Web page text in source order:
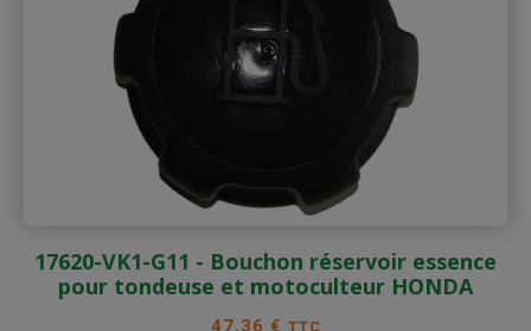
17620-VK1-G11 - Bouchon réservoir essence
pour tondeuse et motoculteur HONDA
Prix
47,36 € TTC